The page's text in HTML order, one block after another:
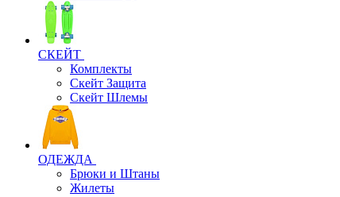
СКЕЙТ
Комплекты
Скейт Защита
Скейт Шлемы
ОДЕЖДА
Брюки и Штаны
Жилеты